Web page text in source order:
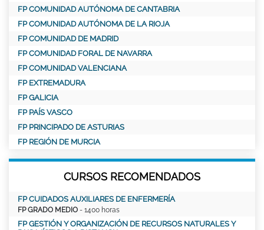
FP COMUNIDAD AUTÓNOMA DE CANTABRIA
FP COMUNIDAD AUTÓNOMA DE LA RIOJA
FP COMUNIDAD DE MADRID
FP COMUNIDAD FORAL DE NAVARRA
FP COMUNIDAD VALENCIANA
FP EXTREMADURA
FP GALICIA
FP PAÍS VASCO
FP PRINCIPADO DE ASTURIAS
FP REGIÓN DE MURCIA
CURSOS RECOMENDADOS
FP CUIDADOS AUXILIARES DE ENFERMERÍA
FP GRADO MEDIO - 1400 horas
FP GESTIÓN Y ORGANIZACIÓN DE RECURSOS NATURALES Y